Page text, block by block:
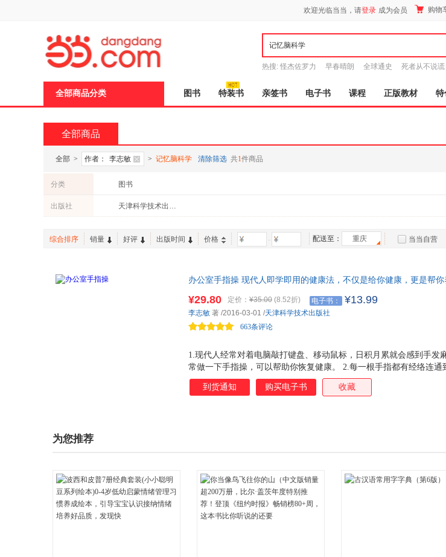
欢迎光临当当，请登录 成为会员 购物
热搜: 怪杰佐罗力 早春晴朗 全球通史 死者从不说谎
全部商品分类 图书 特装书 亲签书 电子书 课程 正版教材 特
全部商品
全部 > 作者： 李志敏 > 记忆脑科学 清除筛选 共1件商品
分类 图书
出版社 天津科学技术出版社
综合排序 销量 好评 出版时间 价格 - 配送至： 重庆 当当自营
办公室手指操 现代人即学即用的健康法，不仅是给你健康，更是帮
1.现代人经常对着电脑敲打键盘、移动鼠标，日积月累就会感到手
常做一下手指操，可以帮助你恢复健康。 2.每一根手指都有经络连
脑和心脏。 3.美国康奈尔大学的人类工程学教授阿兰 霍奇教授建议
身体。 哪怕只是离开电脑20秒钟，也可以降低疲劳感，加速血液循
¥29.80 定价： ¥35.00 (8.52折) 电子书： ¥13.99
663条评论
李志敏 著 /2016-03-01 /天津科学技术出版社
到货通知 购买电子书 收藏
为您推荐
页